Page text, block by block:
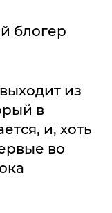
блогер
из
в
и, хоть
во